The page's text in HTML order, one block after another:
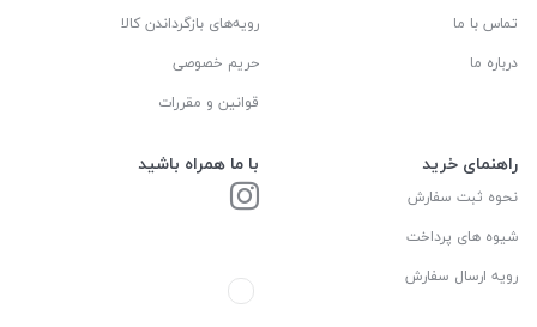
تماس با ما
درباره ما
رویه‌های بازگرداندن کالا
حریم خصوصی
قوانین و مقررات
راهنمای خرید
نحوه ثبت سفارش
شیوه های پرداخت
رویه ارسال سفارش
با ما همراه باشید